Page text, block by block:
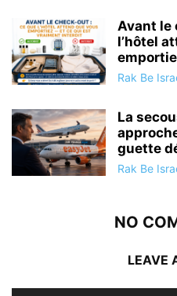
Avant le
l’hôtel
Rak Be
La
guette
Rak Be
NO
LEAVE